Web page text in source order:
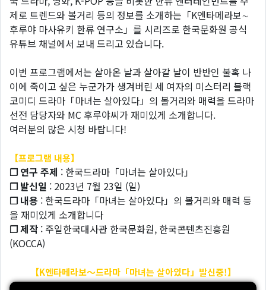
제로 트렌드와 볼거리 등의 정보를 소개하는「K엔타메라보∼
후루야 마사유키 한류 연구소」를 시리즈로 한국문화원 공식
유튜브 채널에서 보내 드리고 있습니다.
이번 프로그램에서는 살아온 날과 살아갈 날이 반반인 불혹 나
이에 죽이고 싶은 누군가가 생겨버린 세 여자의 미스터리 블랙
코미디 드라마「마녀는 살아있다」의 볼거리와 매력을 드라마
선전 담당자와 MC 후루야씨가 재미있게 소개합니다.
여러분의 많은 시청 바랍니다!
【프로그램 내용】
❐ 연구 주제 : 한국드라마「마녀는 살아있다」
❐ 발신일 : 2023년 7월 23일 (일)
❐ 내용 : 한국드라마「마녀는 살아있다」의 볼거리와 매력 등
을 재미있게 소개합니다
❐ 제작 : 주일한국대사관 한국문화원, 한국콘텐츠진흥원
(KOCCA)
【K엔타메라보～드라마「마녀는 살아있다」발신중!】